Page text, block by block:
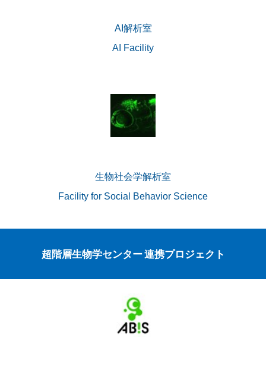
AI解析室
AI Facility
生物社会学解析室
Facility for Social Behavior Science
超階層生物学センター 連携プロジェクト